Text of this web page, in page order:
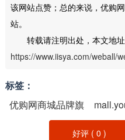
该网站点赞；总的来说，优购
站。
转载请注明出处，本文地址
https://www.iisya.com/weball/
标签：
优购网商城品牌旗
舰店
好评 (0 )